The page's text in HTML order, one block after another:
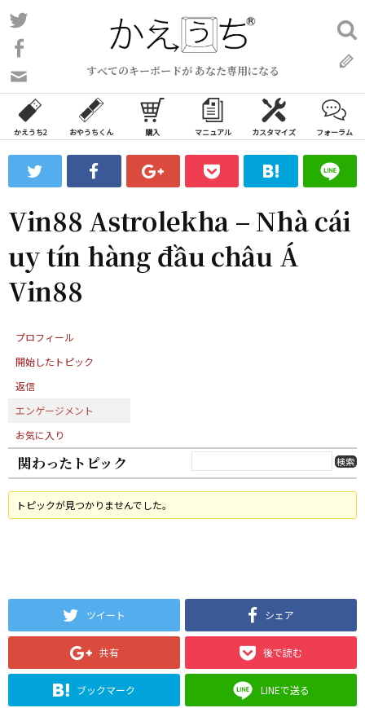
コ
ン
ン
ツ
ス
ッ
プ
すべてのキーボードが あなた専用になる
い
合
わ
フ
ォ
ム
検
索:
かえうち2 おやうちくん 購入 マニュアル カスタマイズ フォーラム
Vin88 Astrolekha – Nhà cái
uy tín hàng đầu châu Á
Vin88
プロフィール
開始したトピック
返信
エンゲージメント
お気に入り
関わったトピック
トピックが見つかりませんでした。
ツイート シェア
共有 後で読む
ブックマーク LINEで送る